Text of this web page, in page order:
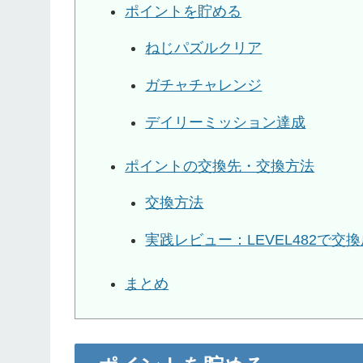
ポイントを貯める
ねじパズルクリア
ガチャチャレンジ
デイリーミッション達成
ポイントの交換先・交換方法
交換方法
実践レビュー：LEVEL482で交
まとめ